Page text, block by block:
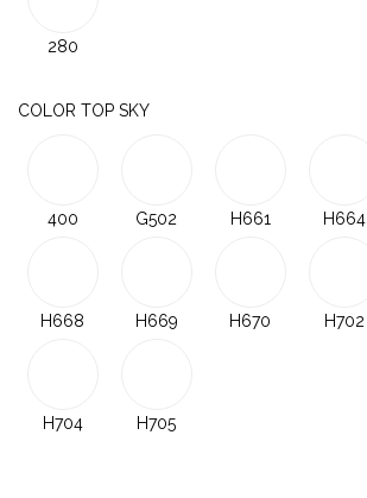
280
COLOR TOP SKY
400 G502 H661 H664
H668 H669 H670 H702
H704 H705